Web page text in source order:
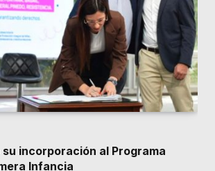
incorporación al Programa
Infancia